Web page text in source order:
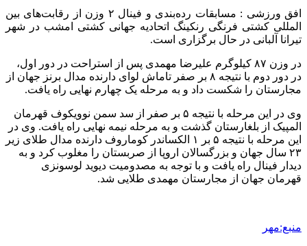
افق ورزشی : مسابقات رده‌بندی و فینال ۲ وزن از رقابت‌های بین
المللی کشتی فرنگی رنکینگ اتحادیه جهانی کشتی امشب در شهر
تیرانا آلبانی در حال برگزاری است.
در وزن ۸۷ کیلوگرم علیرضا مهمدی پس از استراحت در دور اول،
در دور دوم با نتیجه ۸ بر صفر
تاماش لوای دارنده مدال برنز جهان از
مجارستان را شکست داد و به مرحله یک چهارم نهایی راه یافت.
وی در این مرحله با نتیجه ۵ بر صفر از سد سمن نوویکوف قهرمان
المپیک از بلغارستان گذشت و به مرحله نیمه نهایی راه یافت. وی در
این مرحله با نتیجه ۵ بر ۱ الکساندر
کوماروف دارنده مدال طلای زیر
۲۳ سال جهان و بزرگسالان اروپا از صربستان را مغلوب کرد و به
دیدار فینال راه یافت و با توجه به مصدومیت دیوید لوسونزی
قهرمان جهان از مجارستان مهمدی طلایی شد.
منبع:مهر